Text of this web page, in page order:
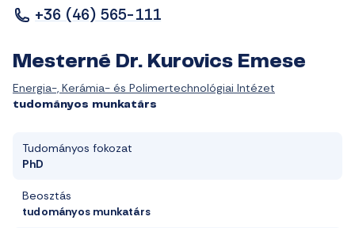
+36 (46) 565-111
Mesterné Dr. Kurovics Emese
Energia-, Kerámia- és Polimertechnológiai Intézet
tudományos munkatárs
Tudományos fokozat
PhD
Beosztás
tudományos munkatárs